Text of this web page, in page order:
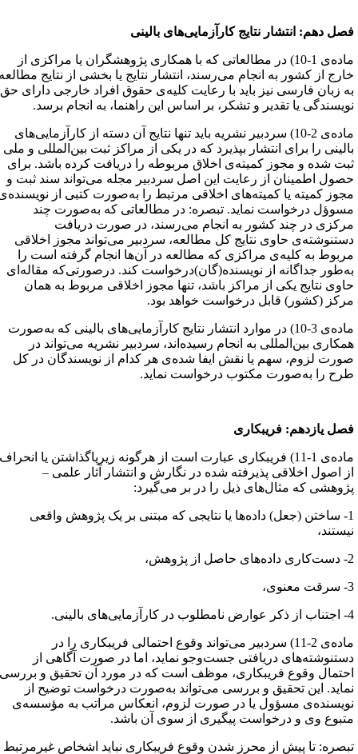
دهم: انتشار نتایج کارآزمایی‌های بالینی
ماده‌ی 1-10) در مطالعاتی که با همکاری پ‍‍ژوهشگران یا مراکزی از
از کشور به انجام می‌رسند، انتشار نتایج یا بخشی از نتایج مطالعه
زبان فارسی نیز باید با رعایت کلیه‌ی حقوق افراد خارجی دارای حق
یا تقدیر و تشکر، بر اساس این راهنما، به انجام برسد.
ماده‌ی 2-10) سردبیر نشریه باید تنها نتایج آن دسته از کارآزمایی‌های
را برای انتشار بپذیرد که در یکی از مراکز ثبت بین‌المللی و ملی
شده و مجوز کمیته‌ی اخلاق مربوطه را دریافت کرده باشد. برای
اطمینان از رعایت این اصل سردبیر مجله می‌تواند سند ثبت و
کمیته یا کمیته‌های اخلاقی مرتبط را به‌صورت کتبی از نویسنده‌ی
درخواست نماید. تبصره: در مطالعاتی که به‌صورت چند
در چند کشور به انجام می‌رسند، در صورت دریافت
حاوی نتایج کل مطالعه، سردبیر می‌تواند مجوز اخلاقی
به کلیه‌ی مراکزی که مطالعه در آن‌ها انجام گرفته است را
جداگانه‌ از نویسنده(گان)درخواست کند. درصورتی‌که مقاله‌ای
نتایج یکی از مراکز باشد، تنها مجوز اخلاقی مربوط به همان
(کشور) قابل درخواست خواهد بود.
ماده‌ی 3-10) در موارد انتشار نتایج کارآزمایی‌های بالینی که به‌صورت
بین‌المللی به انجام رسیده‌اند، سردبیر نشریه می‌تواند در
لزوم، سهم یا نقش ایفا شده‌ی هر کدام از نویسندگان در کل
را به‌صورت مکتوب درخواست نماید.
یازدهم‌: فریبکاری
ماده‌ی 1-11) فریبکاری عبارت است از هرگونه زیرپاگذاشتن یا انحراف
اصول اخلاقی پذیرفته شده در نگارش و انتشار آثار علمی –
که مثال‌های ذیل را در بر می‌گیرد:
1- ساختن (جعل) داده‌ها یا نتایجی که مبتنی بر یک پژوهش واقعی
ماده‌ی 2-11) سردبیر می‌تواند وقوع احتمالی فریبکاری را در
دریافتی جست‌وجو نماید، اما در صورت آگاهی از
وقوع فریبکاری، موظف است که در مورد آن تحقیق و بررسی
این تحقیق و بررسی می‌تواند به‌صورت درخواست توضیح از
مسؤول یا در صورت لزوم، انعکاس مراتب به مؤسسه‌ی
وی و درخواست پیگیری از سوی آن باشد.
تا پیش از محرز شدن وقوع فریبکاری نباید اشخاص غیرمرتبط